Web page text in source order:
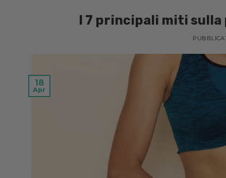
I 7 principali miti
18
Apr